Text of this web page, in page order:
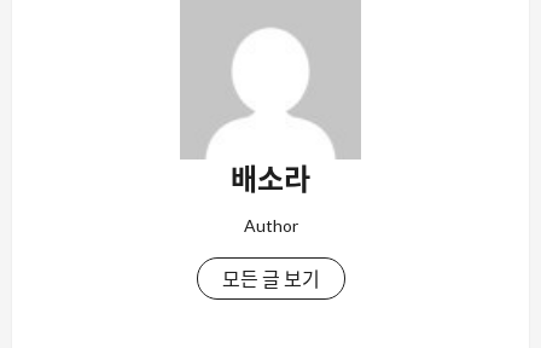
배소라
Author
모든 글 보기